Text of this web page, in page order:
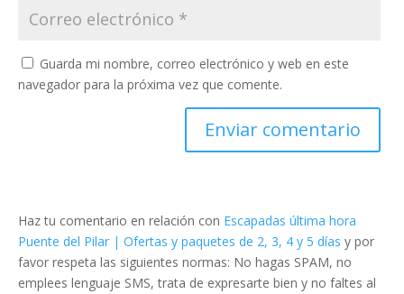
Guarda mi nombre, correo electrónico y web en este
navegador para la próxima vez que comente.
Haz tu comentario en relación con Escapadas última hora
Puente del Pilar | Ofertas y paquetes de 2, 3, 4 y 5 días y por
favor respeta las siguientes normas: No hagas SPAM, no
emplees lenguaje SMS, trata de expresarte bien y no faltes al